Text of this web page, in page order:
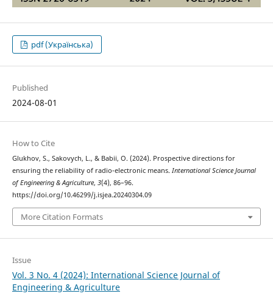
pdf (Українська)
Published
2024-08-01
How to Cite
Glukhov, S., Sakovych, L., & Babii, O. (2024). Prospective directions for
ensuring the reliability of radio-electronic means. International Science Journal
of Engineering & Agriculture, 3(4), 86–96.
https://doi.org/10.46299/j.isjea.20240304.09
More Citation Formats
Issue
Vol. 3 No. 4 (2024): International Science Journal of
Engineering & Agriculture